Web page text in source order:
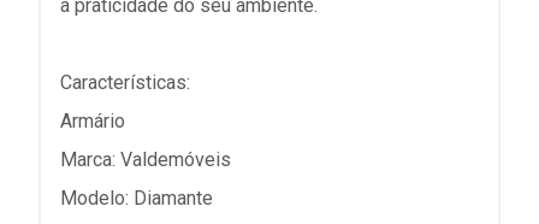
a praticidade do seu ambiente.
Características:
Armário
Marca: Valdemóveis
Modelo: Diamante